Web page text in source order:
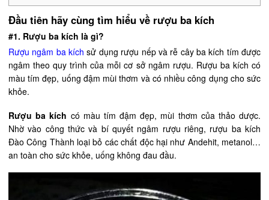
Đầu tiên hãy cùng tìm hiểu về rượu ba kích
#1. Rượu ba kích là gì?
Rượu ngâm ba kích sử dụng rượu nếp và rễ cây ba kích tím được
ngâm theo quy trình của mỗi cơ sở ngâm rượu. Rượu ba kích có
màu tím đẹp, uống đậm mùi thơm và có nhiều công dụng cho sức
khỏe.
Rượu ba kích có màu tím đậm đẹp, mùi thơm của thảo dược.
Nhờ vào công thức và bí quyết ngâm rượu riêng, rượu ba kích
Đào Công Thành loại bỏ các chất độc hại như Andehit, metanol…
an toàn cho sức khỏe, uống không đau đầu.